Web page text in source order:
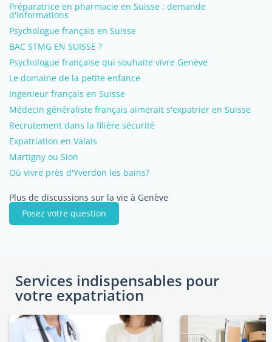
Préparatrice en pharmacie en Suisse : demande
d'informations
Psychologue français en Suisse
BAC STMG EN SUISSE ?
Psychologue française qui souhaite vivre Genève
Le domaine de la petite enfance
Ingenieur français en Suisse
Médecin généraliste français aimerait s'expatrier en Suisse
Recrutement dans la filière sécurité
Expatriation en Valais
Martigny ou Sion
Où vivre près d'Yverdon les bains?
Plus de discussions sur la vie à Genève
Posez votre question
Services indispensables pour
votre expatriation